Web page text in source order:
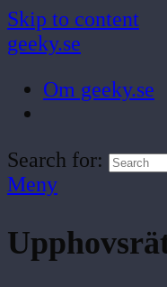
Skip to content
geeky.se
Om geeky.se
Search for:
Meny